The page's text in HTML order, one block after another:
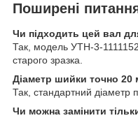
Поширені
Чи підходить цей вал
Так, модель УТН-3-
старого зразка.
Діаметр шийки точно 20
Так, стандартний діаметр
Чи можна замінити